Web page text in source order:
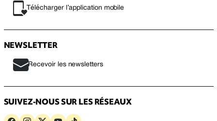
Télécharger l’application mobile
NEWSLETTER
Recevoir les newsletters
SUIVEZ-NOUS SUR LES RÉSEAUX